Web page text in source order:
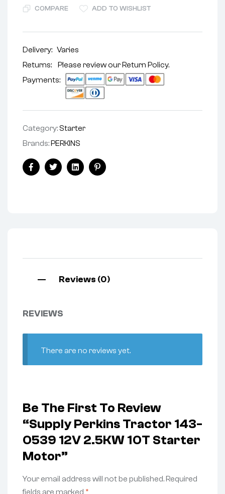
COMPARE ADD TO WISHLIST
Delivery: Varies
Returns: Please review ourReturn Policy.
Payments:
Category: Starter
Brands:PERKINS
FacebookTwitterLinkedinPinterest
Reviews (0)
REVIEWS
There are no reviews yet.
Be The First To Review
“Supply Perkins Tractor 143-
0539 12V 2.5KW 10T Starter
Motor”
Your email address will not be published.Required
fields are marked *